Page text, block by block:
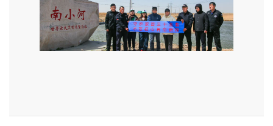
上，一场全程不间断的黑嘴鸥繁殖直播，让公众得
以近距离一睹湿地精灵的风采......